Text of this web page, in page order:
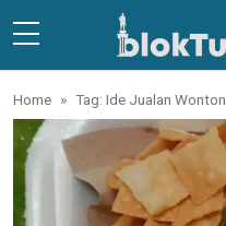
Skip to main content
Home Tag: Ide Jualan Wonton